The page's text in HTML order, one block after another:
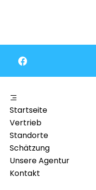
Startseite
Vertrieb
Standorte
Schätzung
Unsere Agentur
Kontakt